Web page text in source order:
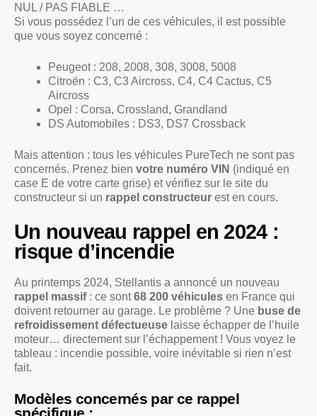
NUL / PAS FIABLE …
Si vous possédez l’un de ces véhicules, il est possible
que vous soyez concerné :
Peugeot : 208, 2008, 308, 3008, 5008
Citroën : C3, C3 Aircross, C4, C4 Cactus, C5
Aircross
Opel : Corsa, Crossland, Grandland
DS Automobiles : DS3, DS7 Crossback
Mais attention : tous les véhicules PureTech ne sont pas
concernés. Prenez bien votre numéro VIN (indiqué en
case E de votre carte grise) et vérifiez sur le site du
constructeur si un rappel constructeur est en cours.
Un nouveau rappel en 2024 :
risque d’incendie
Au printemps 2024, Stellantis a annoncé un nouveau
rappel massif: ce sont68 200 véhicules en France qui
doivent retourner au garage. Le problème ? Une buse de
refroidissement défectueuse laisse échapper de l’huile
moteur… directement sur l’échappement ! Vous voyez le
tableau : incendie possible, voire inévitable si rien n’est
fait.
Modèles concernés par ce rappel
spécifique :